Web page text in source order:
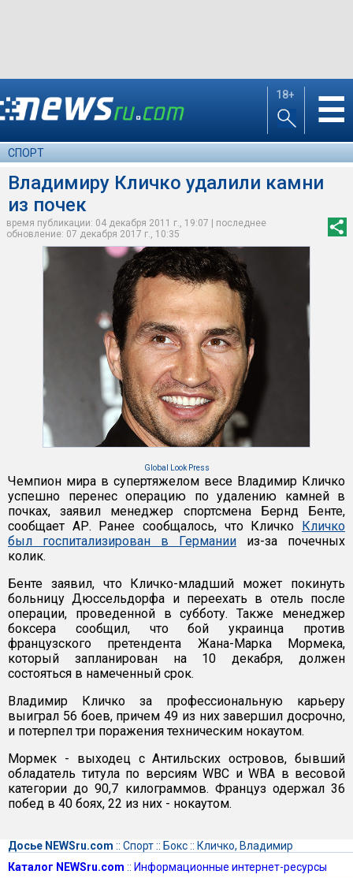
18+ ☰
СПОРТ
Владимиру Кличко удалили камни
из почек
время публикации: 04 декабря 2011 г., 19:07 | последнее
обновление: 07 декабря 2017 г., 10:35
Global Look Press
Чемпион мира в супертяжелом весе Владимир Кличко
успешно перенес операцию по удалению камней в
почках, заявил менеджер спортсмена Бернд Бенте,
сообщает АР. Ранее сообщалось, что Кличко Кличко
был госпитализирован в Германии из-за почечных
колик.
Бенте заявил, что Кличко-младший может покинуть
больницу Дюссельдорфа и переехать в отель после
операции, проведенной в субботу. Также менеджер
боксера сообщил, что бой украинца против
французского претендента Жана-Марка Мормека,
который запланирован на 10 декабря, должен
состояться в намеченный срок.
Владимир Кличко за профессиональную карьеру
выиграл 56 боев, причем 49 из них завершил досрочно,
и потерпел три поражения техническим нокаутом.
Мормек - выходец с Антильских островов, бывший
обладатель титула по версиям WBC и WBA в весовой
категории до 90,7 килограммов. Француз одержал 36
побед в 40 боях, 22 из них - нокаутом.
Досье NEWSru.com :: Спорт:: Бокс:: Кличко, Владимир
Каталог NEWSru.com :: Информационные интернет-ресурсы